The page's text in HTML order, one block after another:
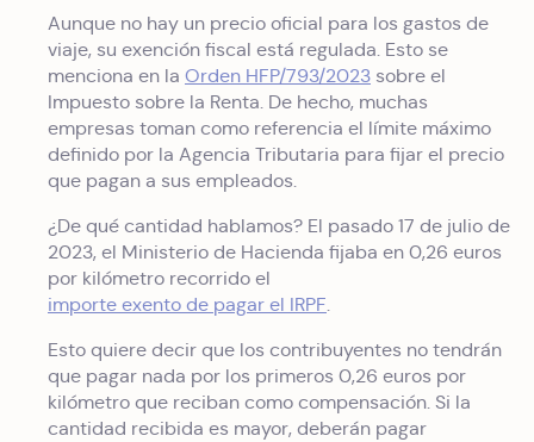
Aunque no hay un precio oficial para los gastos de
viaje, su exención fiscal está regulada. Esto se
menciona en la Orden HFP/793/2023 sobre el
Impuesto sobre la Renta. De hecho, muchas
empresas toman como referencia el límite máximo
definido por la Agencia Tributaria para fijar el precio
que pagan a sus empleados.
¿De qué cantidad hablamos? El pasado 17 de julio de
2023, el Ministerio de Hacienda fijaba en 0,26 euros
por kilómetro recorrido el
importe exento de pagar el IRPF.
Esto quiere decir que los contribuyentes no tendrán
que pagar nada por los primeros 0,26 euros por
kilómetro que reciban como compensación. Si la
cantidad recibida es mayor, deberán pagar